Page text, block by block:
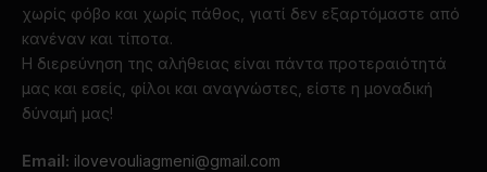
χωρίς φόβο και χωρίς πάθος, γιατί δεν εξαρτόμαστε από
κανέναν και τίποτα.
Η διερεύνηση της αλήθειας είναι πάντα προτεραιότητά
μας και εσείς, φίλοι και αναγνώστες, είστε η μοναδική
δύναμή μας!
Email: ilovevouliagmeni@gmail.com